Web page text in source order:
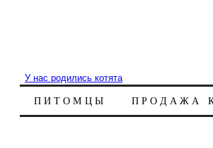
У нас родились котята
ПИТОМЦЫ ПРОДАЖА